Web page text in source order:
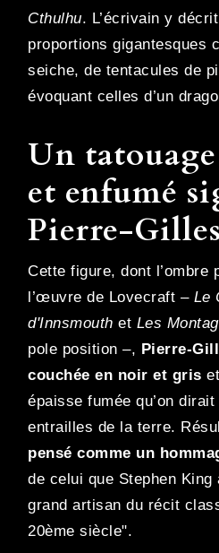
Cthulhu. L’écrivain y
proportions gigantesques
seiche, de tentacules de
évoquant celles d’un
Un
et enfumé
Pierre-
Cette figure, dont l’ombre
l’œuvre de Lovecraft – Le
d'Innsmouth et Les
pole position –, Pierre-
couchée en noir et gris
épaisse fumée qu’on
entrailles de la terre.
pensé comme un
de celui que Stephen King
grand artisan du récit
20ème siècle".